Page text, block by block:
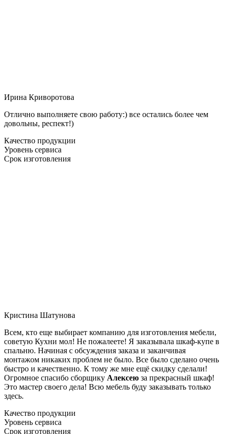
Ирина Криворотова
Отлично выполняете свою работу:) все остались более чем
довольны, респект!)
Качество продукции
Уровень сервиса
Срок изготовления
Кристина Шатунова
Всем, кто еще выбирает компанию для изготовления мебели,
советую Кухни мол! Не пожалеете! Я заказывала шкаф-купе в
спальню. Начиная с обсуждения заказа и заканчивая
монтажом никаких проблем не было. Все было сделано очень
быстро и качественно. К тому же мне ещё скидку сделали!
Огромное спасибо сборщику Алексею за прекрасный шкаф!
Это мастер своего дела! Всю мебель буду заказывать только
здесь.
Качество продукции
Уровень сервиса
Срок изготовления